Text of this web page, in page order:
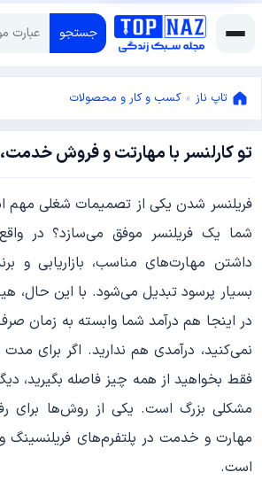
جستجو
تاپ ناز » کسب و کار و محصولات
تو کارلنسر با مهارتت و فروش خدمت،
دسامبر
2021دسامبر
21,
2021
فریلنسر شدن یکی از تصمیمات شغلی
شما یک فریلنسر موفق می‌سازد؟ در
داشتن مهارت‌های مناسب، بازاریابی و
بسیار پرسود تبدیل می‌شود. با این حال،
در اینجا هم درآمد شما وابسته به زمان
نمی‌کنید، درآمدی هم ندارید. اگر برای مدت
فقط بخواهید از همه چیز فاصله بگیرید،
مشکلی بزرگ است. یکی از روش‌ها برای
مهارت و خدمت در پلتفرم‌های فریلنسینگ و
است.